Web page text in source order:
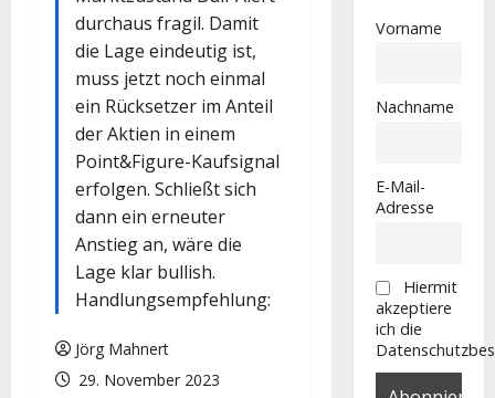
durchaus fragil. Damit
die Lage eindeutig ist,
muss jetzt noch einmal
ein Rücksetzer im Anteil
der Aktien in einem
Point&Figure-Kaufsignal
erfolgen. Schließt sich
dann ein erneuter
Anstieg an, wäre die
Lage klar bullish.
Handlungsempfehlung:
Jörg Mahnert
29. November 2023
Vorname
Nachname
E-Mail-
Adresse
Hiermit
akzeptiere
ich die